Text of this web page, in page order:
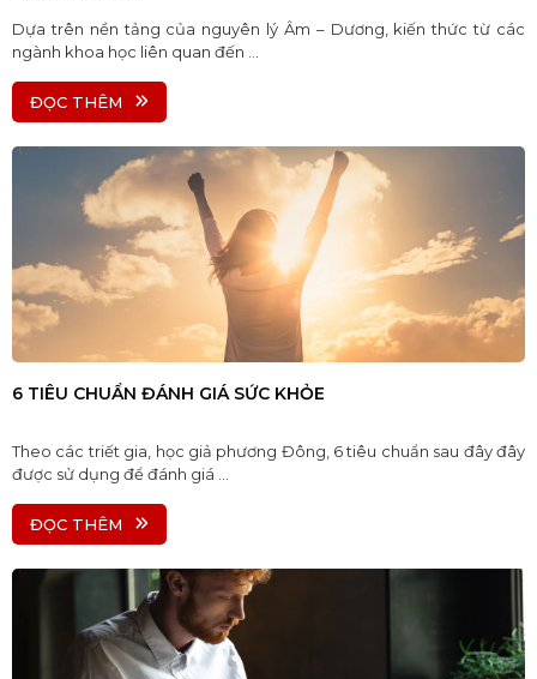
Dựa trên nền tảng của nguyên lý Âm – Dương, kiến thức từ các
ngành khoa học liên quan đến ...
ĐỌC THÊM
6 TIÊU CHUẨN ĐÁNH GIÁ SỨC KHỎE
Theo các triết gia, học giả phương Đông, 6 tiêu chuẩn sau đây đây
được sử dụng để đánh giá ...
ĐỌC THÊM